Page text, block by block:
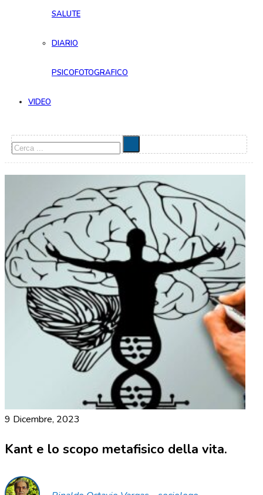
SALUTE
DIARIO
PSICOFOTOGRAFICO
VIDEO
Cerca
9 Dicembre, 2023
Kant e lo scopo metafisico della vita.